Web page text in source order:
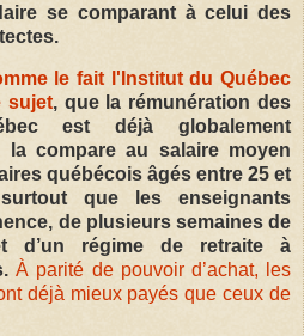
se comparant à celui des
le fait l'Institut du Québec
sujet, que la rémunération des
est déjà globalement
la compare au salaire moyen
québécois âgés entre 25 et
que les enseignants
de plusieurs semaines de
d’un régime de retraite à
À parité de pouvoir d’achat, les
déjà mieux payés que ceux de